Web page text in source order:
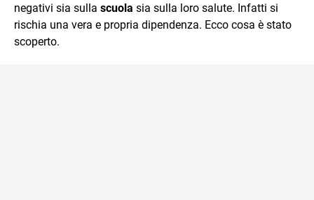
negativi sia sulla scuola sia sulla loro salute. Infatti si
rischia una vera e propria dipendenza. Ecco cosa è stato
scoperto.